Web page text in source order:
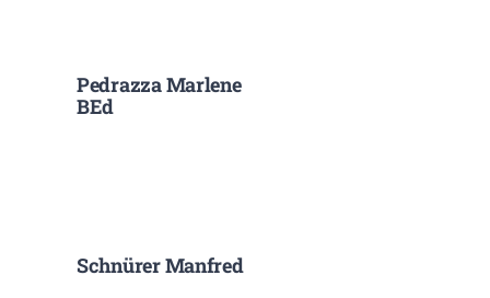
Pedrazza Marlene
BEd
Schnürer Manfred